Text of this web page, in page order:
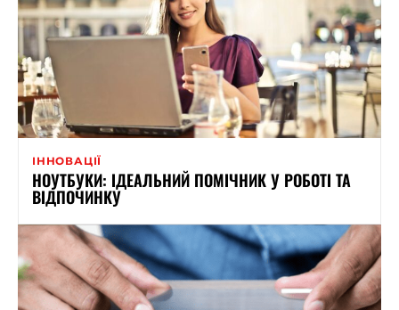
ІННОВАЦІЇ
НОУТБУКИ: ІДЕАЛЬНИЙ ПОМІЧНИК У РОБОТІ ТА
ВІДПОЧИНКУ